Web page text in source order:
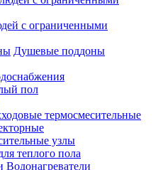
с ограниченными
Душевые поддоны
пол
термосмесительные
узлы
теплого пола
Водонагреватели